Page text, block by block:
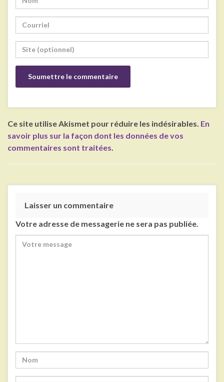
Ce site utilise Akismet pour réduire les indésirables. En
savoir plus sur la façon dont les données de vos
commentaires sont traitées
Laisser un commentaire
Votre adresse de messagerie ne sera pas publiée.